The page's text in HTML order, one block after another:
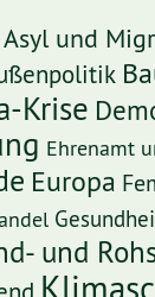
Asyl und
Krise
Ehrenamt
Europa
und